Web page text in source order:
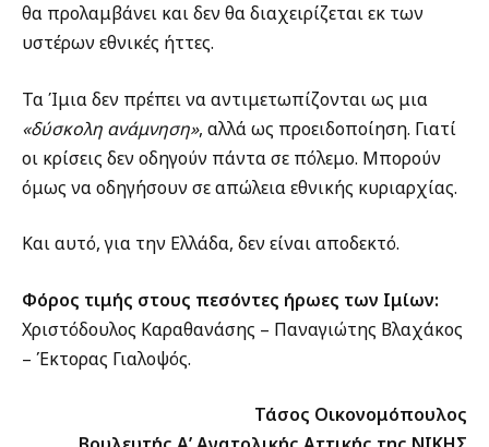
θα προλαμβάνει και δεν θα διαχειρίζεται εκ των
υστέρων εθνικές ήττες.
Τα Ίμια δεν πρέπει να αντιμετωπίζονται ως μια
«δύσκολη ανάμνηση», αλλά ως προειδοποίηση. Γιατί
οι κρίσεις δεν οδηγούν πάντα σε πόλεμο. Μπορούν
όμως να οδηγήσουν σε απώλεια εθνικής κυριαρχίας.
Και αυτό, για την Ελλάδα, δεν είναι αποδεκτό.
Φόρος τιμής στους πεσόντες ήρωες των Ιμίων:
Χριστόδουλος Καραθανάσης – Παναγιώτης Βλαχάκος
– Έκτορας Γιαλοψός.
Τάσος Οικονομόπουλος